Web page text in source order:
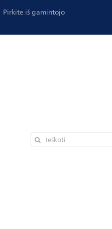
Pirkite iš gamintojo